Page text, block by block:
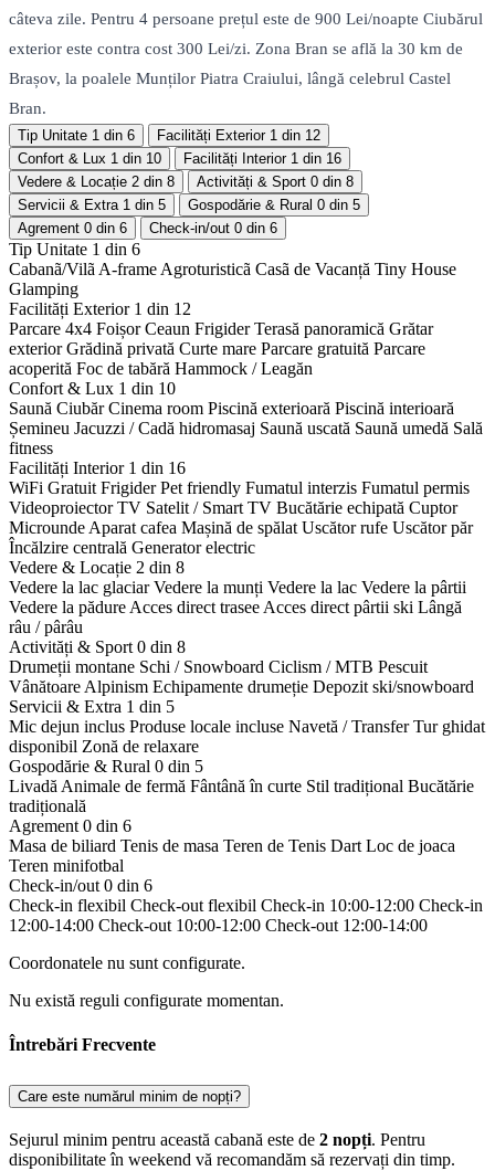
câteva zile. Pentru 4 persoane prețul este de 900 Lei/noapte Ciubărul
exterior este contra cost 300 Lei/zi. Zona Bran se află la 30 km de
Brașov, la poalele Munților Piatra Craiului, lângă celebrul Castel
Bran.
Tip Unitate 1 din 6 Facilități Exterior 1 din 12
Confort & Lux 1 din 10 Facilități Interior 1 din 16
Vedere & Locație 2 din 8 Activități & Sport 0 din 8
Servicii & Extra 1 din 5 Gospodărie & Rural 0 din 5
Agrement 0 din 6 Check-in/out 0 din 6
Tip Unitate 1 din 6
Cabanã/Vilã A-frame Agroturisticã Casã de Vacanță Tiny House
Glamping
Facilități Exterior 1 din 12
Parcare 4x4 Foișor Ceaun Frigider Terasă panoramică Grătar
exterior Grădină privată Curte mare Parcare gratuită Parcare
acoperită Foc de tabără Hammock / Leagăn
Confort & Lux 1 din 10
Saună Ciubăr Cinema room Piscină exterioară Piscină interioară
Șemineu Jacuzzi / Cadă hidromasaj Saună uscată Saună umedă Sală
fitness
Facilități Interior 1 din 16
WiFi Gratuit Frigider Pet friendly Fumatul interzis Fumatul permis
Videoproiector TV Satelit / Smart TV Bucătărie echipată Cuptor
Microunde Aparat cafea Mașină de spălat Uscător rufe Uscător păr
Încălzire centrală Generator electric
Vedere & Locație 2 din 8
Vedere la lac glaciar Vedere la munți Vedere la lac Vedere la pârtii
Vedere la pădure Acces direct trasee Acces direct pârtii ski Lângă
râu / pârâu
Activități & Sport 0 din 8
Drumeții montane Schi / Snowboard Ciclism / MTB Pescuit
Vânătoare Alpinism Echipamente drumeție Depozit ski/snowboard
Servicii & Extra 1 din 5
Mic dejun inclus Produse locale incluse Navetă / Transfer Tur ghidat
disponibil Zonă de relaxare
Gospodărie & Rural 0 din 5
Livadă Animale de fermă Fântână în curte Stil tradițional Bucătărie
tradițională
Agrement 0 din 6
Masa de biliard Tenis de masa Teren de Tenis Dart Loc de joaca
Teren minifotbal
Check-in/out 0 din 6
Check-in flexibil Check-out flexibil Check-in 10:00-12:00 Check-in
12:00-14:00 Check-out 10:00-12:00 Check-out 12:00-14:00
Coordonatele nu sunt configurate.
Nu există reguli configurate momentan.
Întrebări Frecvente
Care este numărul minim de nopți?
Sejurul minim pentru această cabană este de 2 nopți. Pentru
disponibilitate în weekend vă recomandăm să rezervați din timp.